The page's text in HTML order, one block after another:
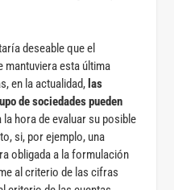
deseable que el
mantuviera esta última
en la actualidad, las
de sociedades pueden
la hora de evaluar su posible
si, por ejemplo, una
obligada a la formulación
al criterio de las cifras